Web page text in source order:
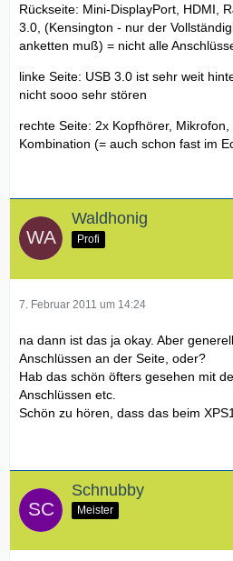
Rückseite: Mini-DisplayPort, HDMI,
3.0, (Kensington - nur der
anketten muß) = nicht alle
linke Seite: USB 3.0 ist sehr weit
nicht sooo sehr stören
rechte Seite: 2x Kopfhörer, Mikrofon,
Kombination (= auch schon fast im
Waldhonig
Profi
7. Februar 2011 um 14:24
na dann ist das ja okay. Aber
Anschlüssen an der Seite, oder?
Hab das schön öfters gesehen mit
Anschlüssen etc.
Schön zu hören, dass das beim
Schnubby
Meister